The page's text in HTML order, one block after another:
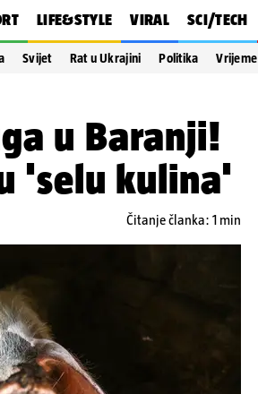
LIFE&STYLE VIRAL SCI/TECH
Svijet Rat u Ukrajini Politika Vrijeme
u Baranji!
'selu kulina'
Čitanje članka: 1 min